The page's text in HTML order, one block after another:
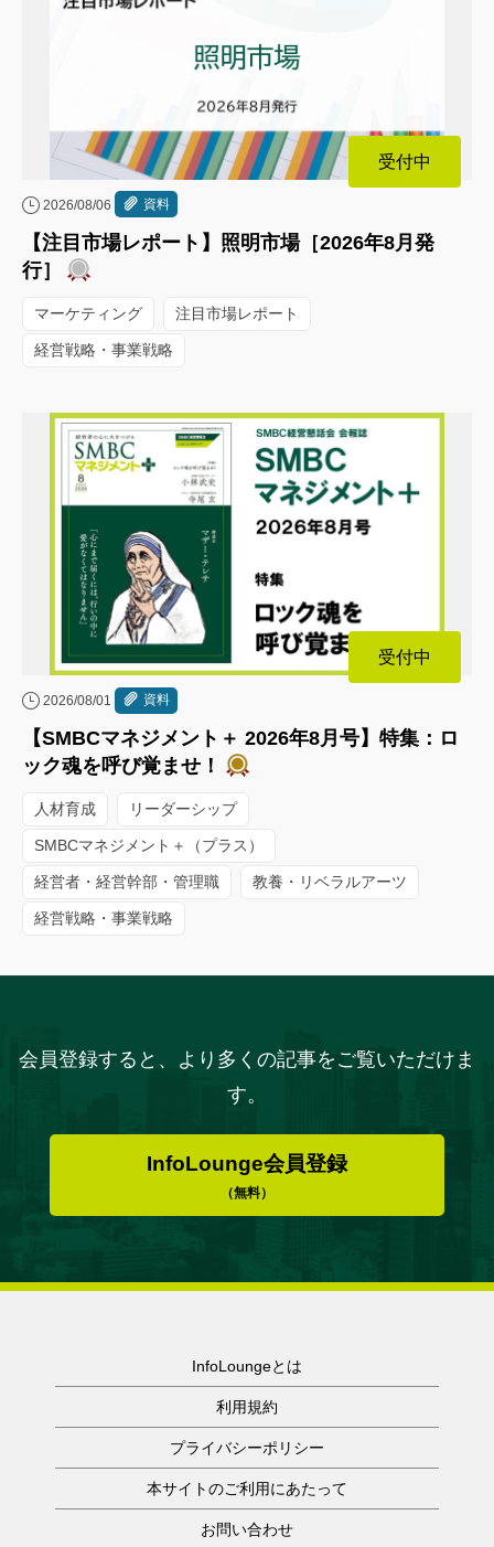
受付中
2026/08/06 資料
【注目市場レポート】照明市場［2026年8月発
行］
マーケティング 注目市場レポート
経営戦略・事業戦略
受付中
2026/08/01 資料
【SMBCマネジメント＋ 2026年8月号】特集：ロ
ック魂を呼び覚ませ！
人材育成 リーダーシップ
SMBCマネジメント＋（プラス）
経営者・経営幹部・管理職 教養・リベラルアーツ
経営戦略・事業戦略
会員登録すると、より多くの記事をご覧いただけま
す。
InfoLounge会員登録
（無料）
InfoLoungeとは
利用規約
プライバシーポリシー
本サイトのご利用にあたって
お問い合わせ